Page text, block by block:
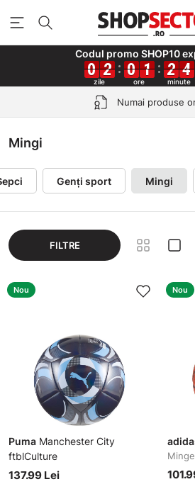
Codul promo SHOP10
0
0
0
0 2
2
2
2 0
0
0
0 1
1
1
1 2
2
2
2 4
4
4
4
Numai produse
Mingi
Genți sport Mingi
FILTRE
Nou
Puma Manchester City
ftblCulture
Minge
137.99 Lei
Nou
Minge